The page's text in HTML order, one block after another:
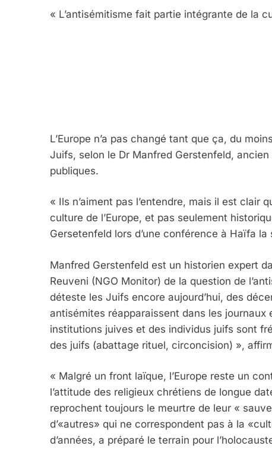
« L’antisémitisme fait partie intégrante de la
L’Europe n’a pas changé tant que ça, du
Juifs, selon le Dr Manfred Gerstenfeld,
publiques.
« Ils n’aiment pas l’entendre, mais il est clair
culture de l’Europe, et pas seulement
Gersetenfeld lors d’une conférence à Haïfa la
Manfred Gerstenfeld est un historien expert
Reuveni (NGO Monitor) de la question de
déteste les Juifs encore aujourd’hui, des
antisémites réapparaissent dans les
institutions juives et des individus juifs sont
des juifs (abattage rituel, circoncision) »,
« Malgré un front laïque, l’Europe reste un
l’attitude des religieux chrétiens de longue
reprochent toujours le meurtre de leur «
d’«autres» qui ne correspondent pas à la
d’années, a préparé le terrain pour
5